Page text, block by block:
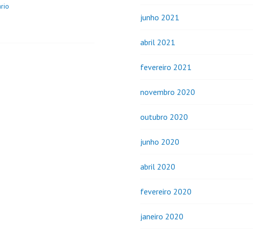
junho 2021
abril 2021
fevereiro 2021
novembro 2020
outubro 2020
junho 2020
abril 2020
fevereiro 2020
janeiro 2020